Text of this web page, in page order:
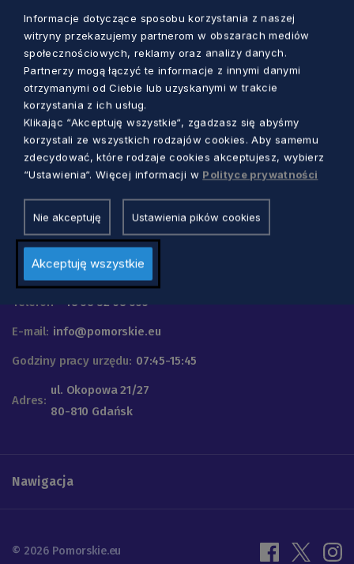
Piotr Pałkowski 1 rok temu
Urząd Marszałkowski
Województwa Pomorskiego
Telefon +48 58 32 68 555
E-mail: info@pomorskie.eu
Godziny pracy urzędu: 07:45-15:45
Adres:
ul. Okopowa 21/27
80-810 Gdańsk
Nawigacja
© 2026 Pomorskie.eu
Informacje dotyczące sposobu korzystania z naszej
witryny przekazujemy partnerom w obszarach mediów
społecznościowych, reklamy oraz analizy danych.
Partnerzy mogą łączyć te informacje z innymi danymi
otrzymanymi od Ciebie lub uzyskanymi w trakcie
korzystania z ich usług.
Klikając “Akceptuję wszystkie“, zgadzasz się abyśmy
korzystali ze wszystkich rodzajów cookies. Aby samemu
zdecydować, które rodzaje cookies akceptujesz, wybierz
“Ustawienia“. Więcej informacji w Polityce prywatności
Nie akceptuję Ustawienia pików cookies
Akceptuję wszystkie